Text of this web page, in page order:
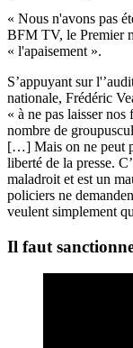
« Nous n'avons pas
BFM TV, le Premier
« l'apaisement ».
S’appuyant sur
nationale, Frédéric
« à ne pas laisser
nombre de
[…] Mais on ne peut
liberté de la presse.
maladroit et est un
policiers ne
veulent simplement
Il faut